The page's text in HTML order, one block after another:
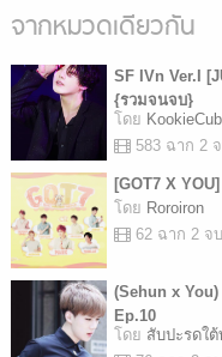
จากหมวดเดียวกัน
SF IVn Ver.I
{รวมจนจบ}
โดย
583 ฉาก 2
[GOT7 X
โดย Roroiron
62 ฉาก 2 จบ
(Sehun x
Ep.10
โดย สับปะรดใต้